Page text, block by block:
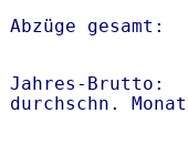
Abzüge
Jahres-